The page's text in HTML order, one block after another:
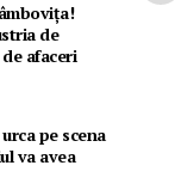
de
afaceri
pe scena
va avea